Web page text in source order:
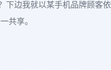
边我就以某手机品牌顾客
共享。